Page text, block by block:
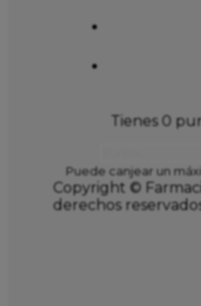
Tienes 0
Puede canjear un
Copyright ©
derechos